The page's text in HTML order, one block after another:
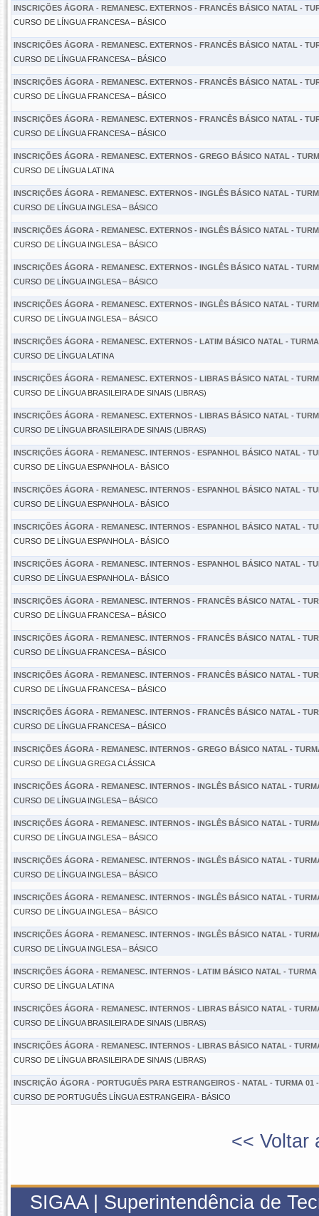
INSCRIÇÕES ÁGORA - REMANESC. EXTERNOS - FRANCÊS BÁSICO NATAL -
CURSO DE LÍNGUA FRANCESA – BÁSICO
INSCRIÇÕES ÁGORA - REMANESC. EXTERNOS - FRANCÊS BÁSICO NATAL -
CURSO DE LÍNGUA FRANCESA – BÁSICO
INSCRIÇÕES ÁGORA - REMANESC. EXTERNOS - FRANCÊS BÁSICO NATAL -
CURSO DE LÍNGUA FRANCESA – BÁSICO
INSCRIÇÕES ÁGORA - REMANESC. EXTERNOS - FRANCÊS BÁSICO NATAL -
CURSO DE LÍNGUA FRANCESA – BÁSICO
INSCRIÇÕES ÁGORA - REMANESC. EXTERNOS - GREGO BÁSICO NATAL -
CURSO DE LÍNGUA LATINA
INSCRIÇÕES ÁGORA - REMANESC. EXTERNOS - INGLÊS BÁSICO NATAL -
CURSO DE LÍNGUA INGLESA – BÁSICO
INSCRIÇÕES ÁGORA - REMANESC. EXTERNOS - INGLÊS BÁSICO NATAL -
CURSO DE LÍNGUA INGLESA – BÁSICO
INSCRIÇÕES ÁGORA - REMANESC. EXTERNOS - INGLÊS BÁSICO NATAL -
CURSO DE LÍNGUA INGLESA – BÁSICO
INSCRIÇÕES ÁGORA - REMANESC. EXTERNOS - INGLÊS BÁSICO NATAL -
CURSO DE LÍNGUA INGLESA – BÁSICO
INSCRIÇÕES ÁGORA - REMANESC. EXTERNOS - LATIM BÁSICO NATAL -
CURSO DE LÍNGUA LATINA
INSCRIÇÕES ÁGORA - REMANESC. EXTERNOS - LIBRAS BÁSICO NATAL -
CURSO DE LÍNGUA BRASILEIRA DE SINAIS (LIBRAS)
INSCRIÇÕES ÁGORA - REMANESC. EXTERNOS - LIBRAS BÁSICO NATAL -
CURSO DE LÍNGUA BRASILEIRA DE SINAIS (LIBRAS)
INSCRIÇÕES ÁGORA - REMANESC. INTERNOS - ESPANHOL BÁSICO NATAL -
CURSO DE LÍNGUA ESPANHOLA - BÁSICO
INSCRIÇÕES ÁGORA - REMANESC. INTERNOS - ESPANHOL BÁSICO NATAL -
CURSO DE LÍNGUA ESPANHOLA - BÁSICO
INSCRIÇÕES ÁGORA - REMANESC. INTERNOS - ESPANHOL BÁSICO NATAL -
CURSO DE LÍNGUA ESPANHOLA - BÁSICO
INSCRIÇÕES ÁGORA - REMANESC. INTERNOS - ESPANHOL BÁSICO NATAL -
CURSO DE LÍNGUA ESPANHOLA - BÁSICO
INSCRIÇÕES ÁGORA - REMANESC. INTERNOS - FRANCÊS BÁSICO NATAL -
CURSO DE LÍNGUA FRANCESA – BÁSICO
INSCRIÇÕES ÁGORA - REMANESC. INTERNOS - FRANCÊS BÁSICO NATAL -
CURSO DE LÍNGUA FRANCESA – BÁSICO
INSCRIÇÕES ÁGORA - REMANESC. INTERNOS - FRANCÊS BÁSICO NATAL -
CURSO DE LÍNGUA FRANCESA – BÁSICO
INSCRIÇÕES ÁGORA - REMANESC. INTERNOS - FRANCÊS BÁSICO NATAL -
CURSO DE LÍNGUA FRANCESA – BÁSICO
INSCRIÇÕES ÁGORA - REMANESC. INTERNOS - GREGO BÁSICO NATAL -
CURSO DE LÍNGUA GREGA CLÁSSICA
INSCRIÇÕES ÁGORA - REMANESC. INTERNOS - INGLÊS BÁSICO NATAL -
CURSO DE LÍNGUA INGLESA – BÁSICO
INSCRIÇÕES ÁGORA - REMANESC. INTERNOS - INGLÊS BÁSICO NATAL -
CURSO DE LÍNGUA INGLESA – BÁSICO
INSCRIÇÕES ÁGORA - REMANESC. INTERNOS - INGLÊS BÁSICO NATAL -
CURSO DE LÍNGUA INGLESA – BÁSICO
INSCRIÇÕES ÁGORA - REMANESC. INTERNOS - INGLÊS BÁSICO NATAL -
CURSO DE LÍNGUA INGLESA – BÁSICO
INSCRIÇÕES ÁGORA - REMANESC. INTERNOS - INGLÊS BÁSICO NATAL -
CURSO DE LÍNGUA INGLESA – BÁSICO
INSCRIÇÕES ÁGORA - REMANESC. INTERNOS - LATIM BÁSICO NATAL - TURMA
CURSO DE LÍNGUA LATINA
INSCRIÇÕES ÁGORA - REMANESC. INTERNOS - LIBRAS BÁSICO NATAL -
CURSO DE LÍNGUA BRASILEIRA DE SINAIS (LIBRAS)
INSCRIÇÕES ÁGORA - REMANESC. INTERNOS - LIBRAS BÁSICO NATAL -
CURSO DE LÍNGUA BRASILEIRA DE SINAIS (LIBRAS)
INSCRIÇÃO ÁGORA - PORTUGUÊS PARA ESTRANGEIROS - NATAL - TURMA 01
CURSO DE PORTUGUÊS LÍNGUA ESTRANGEIRA - BÁSICO
<< Voltar
SIGAA | Superintendência de